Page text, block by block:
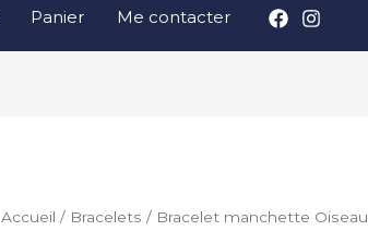
Panier Me contacter
Accueil / Bracelets / Bracelet manchette Oiseau